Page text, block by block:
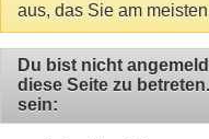
aus, das Sie am
Du bist nicht
diese Seite zu
sein: